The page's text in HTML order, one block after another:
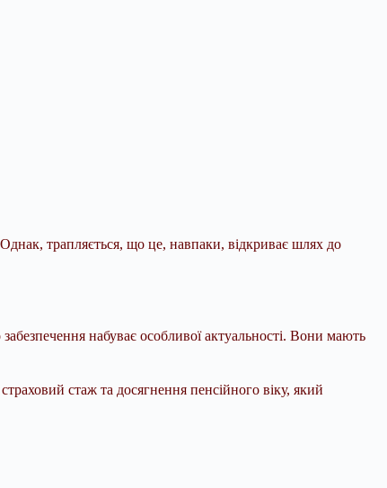
трапляється, що це, навпаки, відкриває шлях до
набуває особливої актуальності. Вони мають
стаж та досягнення пенсійного віку, який